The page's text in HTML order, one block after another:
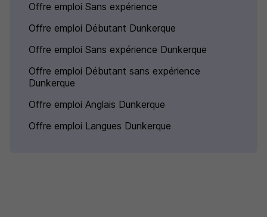
Offre emploi Sans expérience
Offre emploi Débutant Dunkerque
Offre emploi Sans expérience Dunkerque
Offre emploi Débutant sans expérience
Dunkerque
Offre emploi Anglais Dunkerque
Offre emploi Langues Dunkerque